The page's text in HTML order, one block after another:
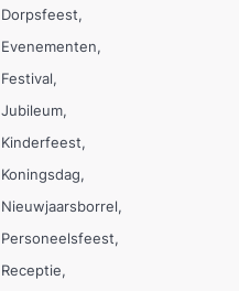
Dorpsfeest
Evenementen
Festival
Jubileum
Kinderfeest
Koningsdag
Nieuwjaarsborrel
Personeelsfeest
Receptie